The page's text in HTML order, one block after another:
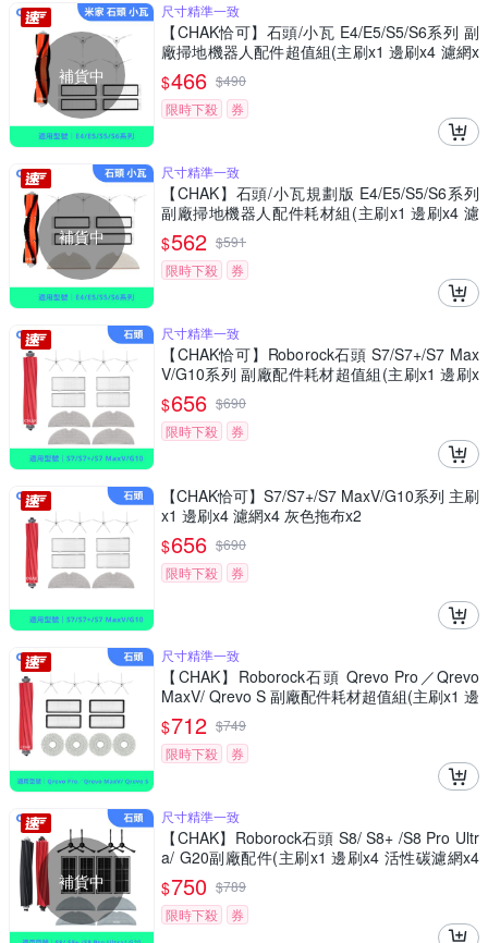
補貨中
尺寸精準一致
【CHAK恰可】石頭/小瓦 E4/E5/S5/S6系列 副
廠掃地機器人配件超值組(主刷x1 邊刷x4 濾網x
4)
$466 $490
限時下殺
券
補貨中
尺寸精準一致
【CHAK】石頭/小瓦規劃版 E4/E5/S5/S6系列
副廠掃地機器人配件耗材組(主刷x1 邊刷x4 濾
網x4 拖布x2)
$562 $591
限時下殺
券
尺寸精準一致
【CHAK恰可】Roborock石頭 S7/S7+/S7 Max
V/G10系列 副廠配件耗材超值組(主刷x1 邊刷x
4 濾網x4 拖布x4)
$656 $690
限時下殺
券
【CHAK恰可】S7/S7+/S7 MaxV/G10系列 主刷
x1 邊刷x4 濾網x4 灰色拖布x2
$656 $690
限時下殺
券
尺寸精準一致
【CHAK】Roborock石頭 Qrevo Pro／Qrevo
MaxV/ Qrevo S 副廠配件耗材超值組(主刷x1 邊
刷x4 濾網x4 拖布x4)
$712 $749
限時下殺
券
補貨中
尺寸精準一致
【CHAK】Roborock石頭 S8/ S8+ /S8 Pro Ultr
a/ G20副廠配件(主刷x1 邊刷x4 活性碳濾網x4
雙震動拖布x4)
$750 $789
限時下殺
券